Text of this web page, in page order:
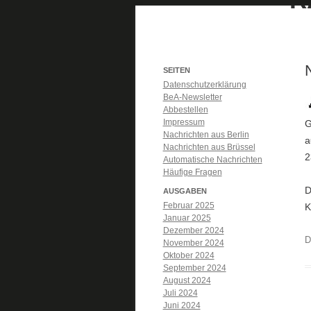
SEITEN
Datenschutzerklärung
BeA-Newsletter
Abbestellen
Impressum
Nachrichten aus Berlin
Nachrichten aus Brüssel
Automatische Nachrichten
Häufige Fragen
AUSGABEN
Februar 2025
Januar 2025
Dezember 2024
November 2024
Oktober 2024
September 2024
August 2024
Juli 2024
Juni 2024